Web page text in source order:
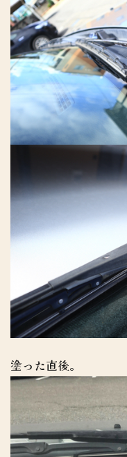
塗った直後。